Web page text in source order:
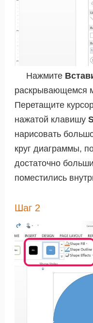
Нажмите
раскрывающемся
Перетащите
нажатой клавишу
нарисовать
круг диаграммы,
достаточно
поместились
Шаг 2